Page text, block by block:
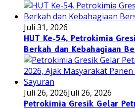
Juli 31, 2026
HUT Ke-54, Petrokimia
Berkah dan Kebahagiaan
Juli 26, 2026Juli 26, 2026
Petrokimia Gresik Gelar